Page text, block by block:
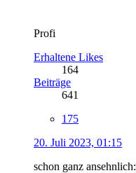
Profi
Erhaltene Likes
164
Beiträge
641
175
20. Juli 2023, 01:15
schon ganz ansehnlich: